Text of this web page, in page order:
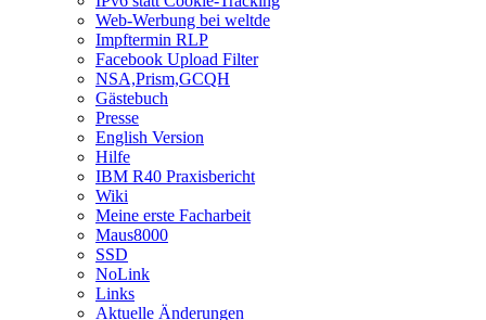
Web-Werbung bei weltde
Impftermin RLP
Facebook Upload Filter
NSA,Prism,GCQH
Gästebuch
Presse
English Version
Hilfe
IBM R40 Praxisbericht
Wiki
Meine erste Facharbeit
Maus8000
SSD
NoLink
Links
Aktuelle Änderungen